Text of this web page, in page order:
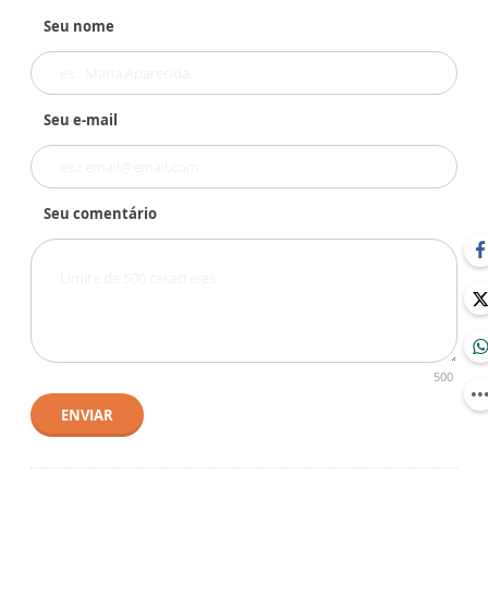
Seu nome
Seu e-mail
Seu comentário
500
ENVIAR